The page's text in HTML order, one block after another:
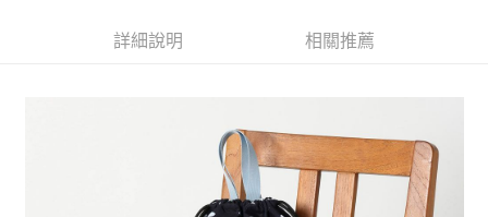
1.本服務由台灣大哥大提供，台灣大哥大用戶可立即使用無須另外申請。
2.付款方式選擇「大哥付你分期」，訂單成立後會自動跳轉到大哥付的交易
流程，驗證手機門號後，選擇欲分期的期數、繳款截止日，確認付款後即完
3.實際核准額度、可分期數及費用金額請依後續交易確認頁面所載為準。
AFTEE先享後付是「在收到商品之後才付款」的支付方式。 讓您購物簡單便
詳細說明 相關推薦